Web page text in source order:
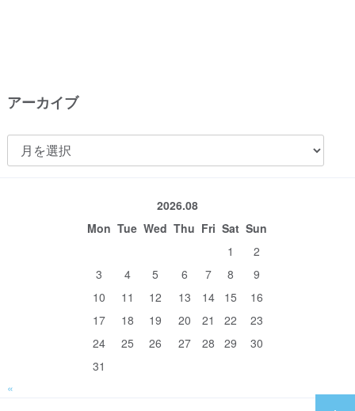
アーカイブ
ー
2026.08
Mon Tue Wed Thu Fri Sat Sun
1
2
3
4 5 6 7 8
9
10
11 12 13 14 15
16
17
18 19 20 21 22
23
24
25 26 27 28 29
30
31
«